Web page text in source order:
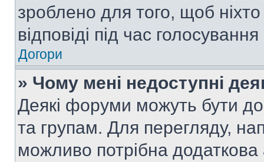
зроблено для того, щоб
відповіді під час голосування
Догори
» Чому мені недоступні
Деякі форуми можуть бути
та групам. Для перегляду,
можливо потрібна